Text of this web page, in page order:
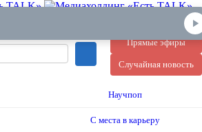
Прямые эфиры
Случайная новость
Научпоп
С места в карьеру